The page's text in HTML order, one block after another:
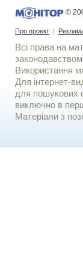
©
Про проект |
Всі права на
законодавством
Використання
Для iнтернет-
для пошукових
виключно в
Матеріали з